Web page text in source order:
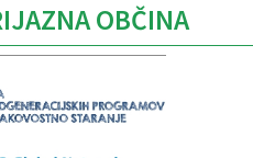
OBČINA